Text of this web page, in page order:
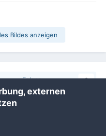
Bildes anzeigen
Folgen 0
externen